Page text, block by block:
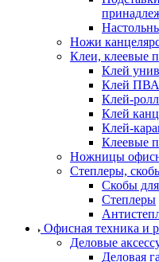
Ножи
Клеи, клеевые
Клей
Клей ПВА
Клей-
Клей
Клей-
Клеевые
Ножницы
Степлеры,
Скобы
Степлеры
Офисная техника и
Деловые
Деловая